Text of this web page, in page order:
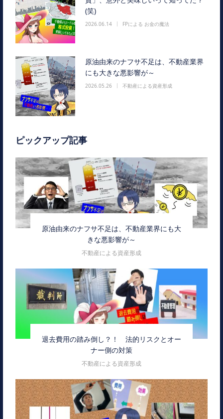
(笑)
2026.06.14 FPによる お金の魔法
原油由来のナフサ不足は、不動産業界
にも大きな悪影響が～
2026.05.26 不動産による資産形成
ピックアップ記事
原油由来のナフサ不足は、不動産業界にも大
きな悪影響が～
不動産による資産形成
退去費用の踏み倒し？！ 法的リスクとオー
ナー側の対策
不動産による資産形成